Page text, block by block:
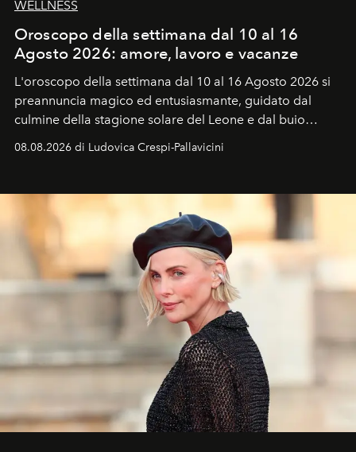
WELLNESS
Oroscopo della settimana dal 10 al 16
Agosto 2026: amore, lavoro e vacanze
L'oroscopo della settimana dal 10 al 16 Agosto 2026 si
preannuncia magico ed entusiasmante, guidato dal
culmine della stagione solare del Leone e dal buio
favorevole della Luna nuova in Leone del 12 agosto,
ideale per la notte delle Perseidi.
08.08.2026 di Ludovica Crespi-Pallavicini